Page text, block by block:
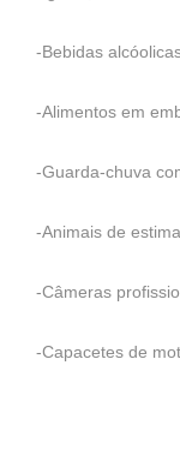
-Bebidas
-Alimentos em
-Guarda-chuva
-Animais de
-Câmeras
-Capacetes de